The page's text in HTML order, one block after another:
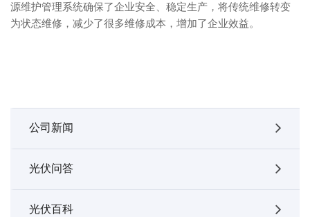
源维护管理系统确保了企业安全、稳定生产，将传统维修转变
为状态维修，减少了很多维修成本，增加了企业效益。
公司新闻
光伏问答
光伏百科